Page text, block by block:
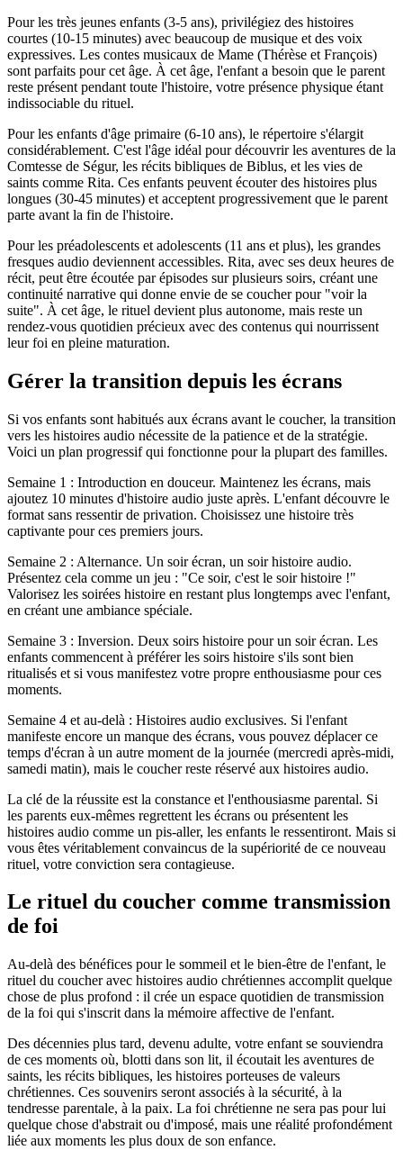
Pour les très jeunes enfants (3-5 ans), privilégiez des histoires
courtes (10-15 minutes) avec beaucoup de musique et des voix
expressives. Les contes musicaux de Mame (Thérèse et François)
sont parfaits pour cet âge. À cet âge, l'enfant a besoin que le parent
reste présent pendant toute l'histoire, votre présence physique étant
indissociable du rituel.
Pour les enfants d'âge primaire (6-10 ans), le répertoire s'élargit
considérablement. C'est l'âge idéal pour découvrir les aventures de la
Comtesse de Ségur, les récits bibliques de Biblus, et les vies de
saints comme Rita. Ces enfants peuvent écouter des histoires plus
longues (30-45 minutes) et acceptent progressivement que le parent
parte avant la fin de l'histoire.
Pour les préadolescents et adolescents (11 ans et plus), les grandes
fresques audio deviennent accessibles. Rita, avec ses deux heures de
récit, peut être écoutée par épisodes sur plusieurs soirs, créant une
continuité narrative qui donne envie de se coucher pour "voir la
suite". À cet âge, le rituel devient plus autonome, mais reste un
rendez-vous quotidien précieux avec des contenus qui nourrissent
leur foi en pleine maturation.
Gérer la transition depuis les écrans
Si vos enfants sont habitués aux écrans avant le coucher, la transition
vers les histoires audio nécessite de la patience et de la stratégie.
Voici un plan progressif qui fonctionne pour la plupart des familles.
Semaine 1 : Introduction en douceur. Maintenez les écrans, mais
ajoutez 10 minutes d'histoire audio juste après. L'enfant découvre le
format sans ressentir de privation. Choisissez une histoire très
captivante pour ces premiers jours.
Semaine 2 : Alternance. Un soir écran, un soir histoire audio.
Présentez cela comme un jeu : "Ce soir, c'est le soir histoire !"
Valorisez les soirées histoire en restant plus longtemps avec l'enfant,
en créant une ambiance spéciale.
Semaine 3 : Inversion. Deux soirs histoire pour un soir écran. Les
enfants commencent à préférer les soirs histoire s'ils sont bien
ritualisés et si vous manifestez votre propre enthousiasme pour ces
moments.
Semaine 4 et au-delà : Histoires audio exclusives. Si l'enfant
manifeste encore un manque des écrans, vous pouvez déplacer ce
temps d'écran à un autre moment de la journée (mercredi après-midi,
samedi matin), mais le coucher reste réservé aux histoires audio.
La clé de la réussite est la constance et l'enthousiasme parental. Si
les parents eux-mêmes regrettent les écrans ou présentent les
histoires audio comme un pis-aller, les enfants le ressentiront. Mais si
vous êtes véritablement convaincus de la supériorité de ce nouveau
rituel, votre conviction sera contagieuse.
Le rituel du coucher comme transmission
de foi
Au-delà des bénéfices pour le sommeil et le bien-être de l'enfant, le
rituel du coucher avec histoires audio chrétiennes accomplit quelque
chose de plus profond : il crée un espace quotidien de transmission
de la foi qui s'inscrit dans la mémoire affective de l'enfant.
Des décennies plus tard, devenu adulte, votre enfant se souviendra
de ces moments où, blotti dans son lit, il écoutait les aventures de
saints, les récits bibliques, les histoires porteuses de valeurs
chrétiennes. Ces souvenirs seront associés à la sécurité, à la
tendresse parentale, à la paix. La foi chrétienne ne sera pas pour lui
quelque chose d'abstrait ou d'imposé, mais une réalité profondément
liée aux moments les plus doux de son enfance.